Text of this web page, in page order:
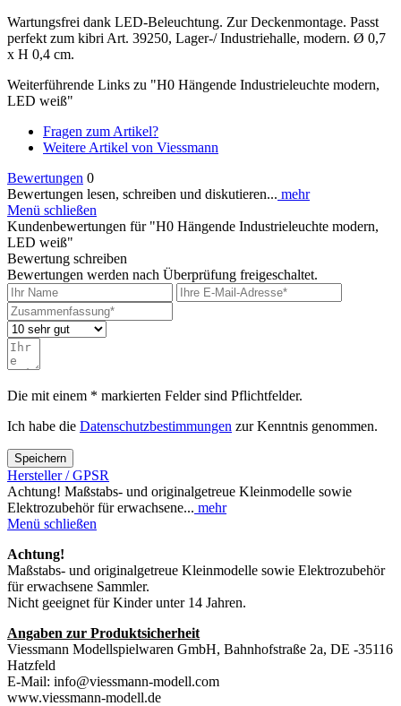
Wartungsfrei dank LED-Beleuchtung. Zur Deckenmontage. Passt
perfekt zum kibri Art. 39250, Lager-/ Industriehalle, modern. Ø 0,7
x H 0,4 cm.
Weiterführende Links zu "H0 Hängende Industrieleuchte modern,
LED weiß"
Fragen zum Artikel?
Weitere Artikel von Viessmann
Bewertungen 0
Bewertungen lesen, schreiben und diskutieren... mehr
Menü schließen
Kundenbewertungen für "H0 Hängende Industrieleuchte modern,
LED weiß"
Bewertung schreiben
Bewertungen werden nach Überprüfung freigeschaltet.
Die mit einem * markierten Felder sind Pflichtfelder.
Ich habe die Datenschutzbestimmungen zur Kenntnis genommen.
Speichern
Hersteller / GPSR
Achtung! Maßstabs- und originalgetreue Kleinmodelle sowie
Elektrozubehör für erwachsene... mehr
Menü schließen
Achtung!
Maßstabs- und originalgetreue Kleinmodelle sowie Elektrozubehör
für erwachsene Sammler.
Nicht geeignet für Kinder unter 14 Jahren.
Angaben zur Produktsicherheit
Viessmann Modellspielwaren GmbH, Bahnhofstraße 2a, DE -35116
Hatzfeld
E-Mail: info@viessmann-modell.com
www.viessmann-modell.de